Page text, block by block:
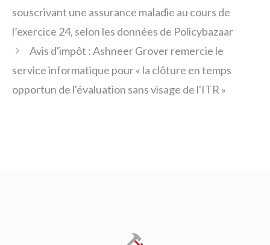
souscrivant une assurance maladie au cours de
l’exercice 24, selon les données de Policybazaar
Avis d'impôt : Ashneer Grover remercie le
service informatique pour « la clôture en temps
opportun de l'évaluation sans visage de l'ITR »